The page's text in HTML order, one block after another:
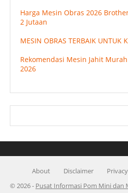
Harga Mesin Obras 2026
2 Jutaan
MESIN OBRAS TERBAIK UNTUK
Rekomendasi Mesin Jahit
2026
About Disclaimer Privacy
© 2026 - Pusat Informasi Pom Mini dan